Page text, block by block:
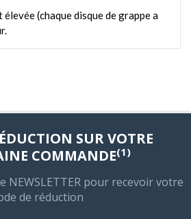
(chaque disque de grappe a
SUR VOTRE
COMMANDE(1)
NEWSLETTER pour recevoir votre
de réduction